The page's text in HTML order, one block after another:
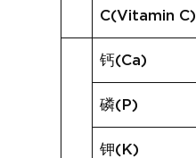
C(Vitamin C)
钙(Ca)
磷(P)
钾(K)